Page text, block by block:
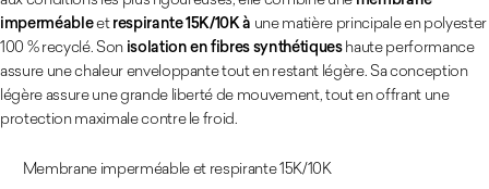
imperméableetrespirante 15K/10K à une matière principale en polyester
100 % recyclé. Sonisolation en fibres synthétiqueshaute performance
assure une chaleur enveloppante tout en restant légère. Sa conception
légère assure une grande liberté de mouvement, tout en offrant une
protection maximale contre le froid.
Membrane imperméable et respirante 15K/10K